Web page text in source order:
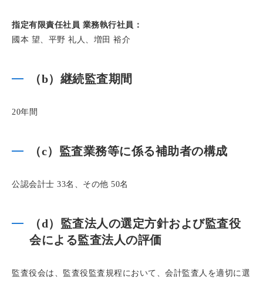
指定有限責任社員 業務執行社員：
國本 望、平野 礼人、増田 裕介
（b）継続監査期間
20年間
（c）監査業務等に係る補助者の構成
公認会計士 33名、その他 50名
（d）監査法人の選定方針および監査役
会による監査法人の評価
監査役会は、監査役監査規程において、会計監査人を適切に選